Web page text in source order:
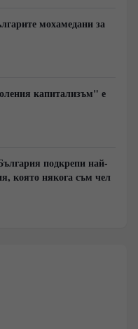
мохамедани за
капитализъм" е
подкрепи най-
която някога съм чел